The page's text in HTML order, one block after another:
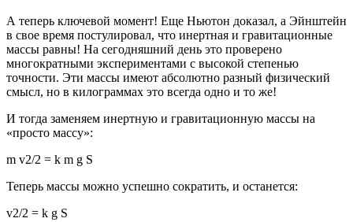
А теперь ключевой момент! Еще Ньютон доказал, а Эйнштейн
в свое время постулировал, что инертная и гравитационные
массы равны! На сегодняшний день это проверено
многократными экспериментами с высокой степенью
точности. Эти массы имеют абсолютно разный физический
смысл, но в килограммах это всегда одно и то же!
И тогда заменяем инертную и гравитационную массы на
«просто массу»:
m v2/2 = k m g S
Теперь массы можно успешно сократить, и останется:
v2/2 = k g S